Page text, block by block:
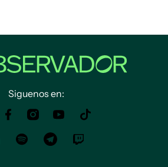
Siguenos en: